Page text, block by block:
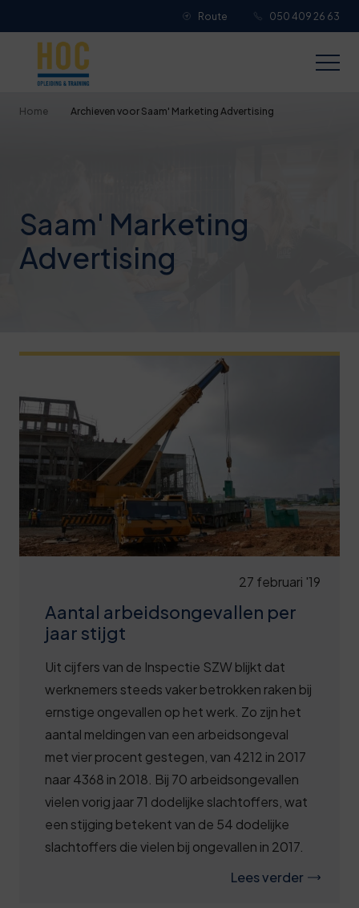
Route 050 409 26 63
Home Archieven voor Saam' Marketing Advertising
Saam' Marketing
Advertising
27 februari '19
Aantal arbeidsongevallen per
jaar stijgt
Uit cijfers van de Inspectie SZW blijkt dat
werknemers steeds vaker betrokken raken bij
ernstige ongevallen op het werk. Zo zijn het
aantal meldingen van een arbeidsongeval
met vier procent gestegen, van 4212 in 2017
naar 4368 in 2018. Bij 70 arbeidsongevallen
vielen vorig jaar 71 dodelijke slachtoffers, wat
een stijging betekent van de 54 dodelijke
slachtoffers die vielen bij ongevallen in 2017.
Lees verder
Je overall waardering
Titel van je beoordeling
Je naam
Deze review is gebaseerd op mijn eigen
Verzend beoordeling